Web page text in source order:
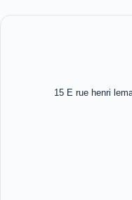
15 E rue henri